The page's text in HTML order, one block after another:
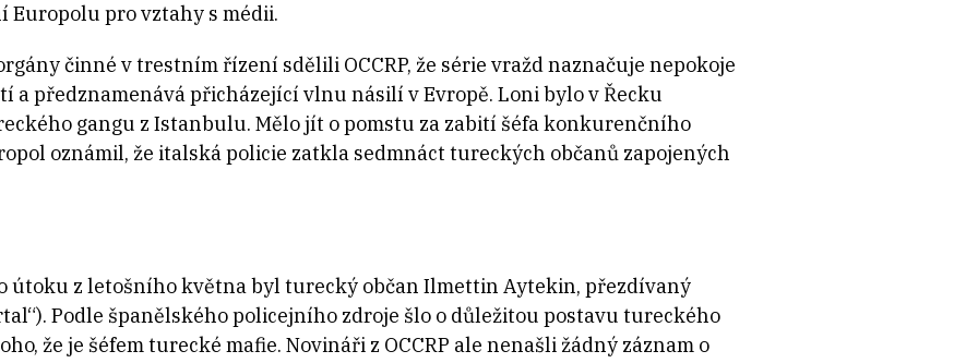
Europolu pro vztahy s médii.
činné v trestním řízení sdělili OCCRP, že série vražd naznačuje nepokoje
a předznamenává přicházející vlnu násilí v Evropě. Loni bylo v Řecku
gangu z Istanbulu. Mělo jít o pomstu za zabití šéfa konkurenčního
oznámil, že italská policie zatkla sedmnáct tureckých občanů zapojených
útoku z letošního května byl turecký občan Ilmettin Aytekin, přezdívaný
Podle španělského policejního zdroje šlo o důležitou postavu tureckého
že je šéfem turecké mafie. Novináři z OCCRP ale nenašli žádný záznam o